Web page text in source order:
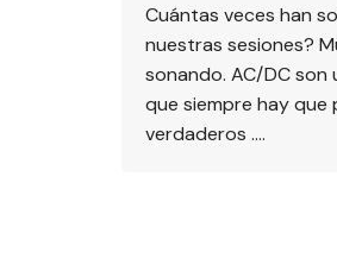
Cuántas veces han
nuestras sesiones?
sonando. AC/DC son
que siempre hay que
verdaderos ….